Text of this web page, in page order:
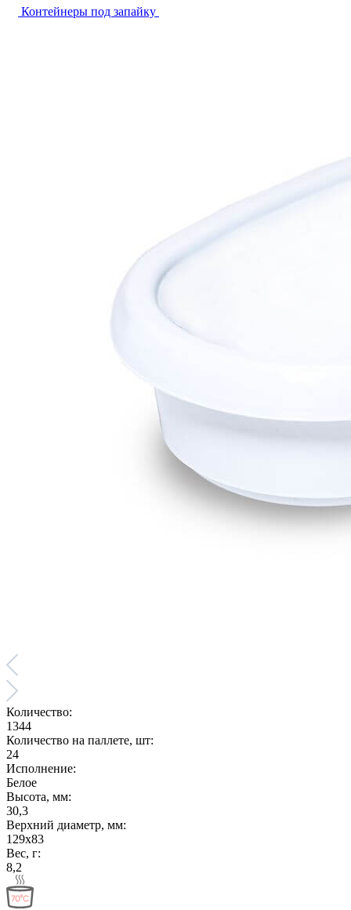
Контейнеры под запайку
Количество:
1344
Количество на паллете, шт:
24
Исполнение:
Белое
Высота, мм:
30,3
Верхний диаметр, мм:
129х83
Вес, г:
8,2